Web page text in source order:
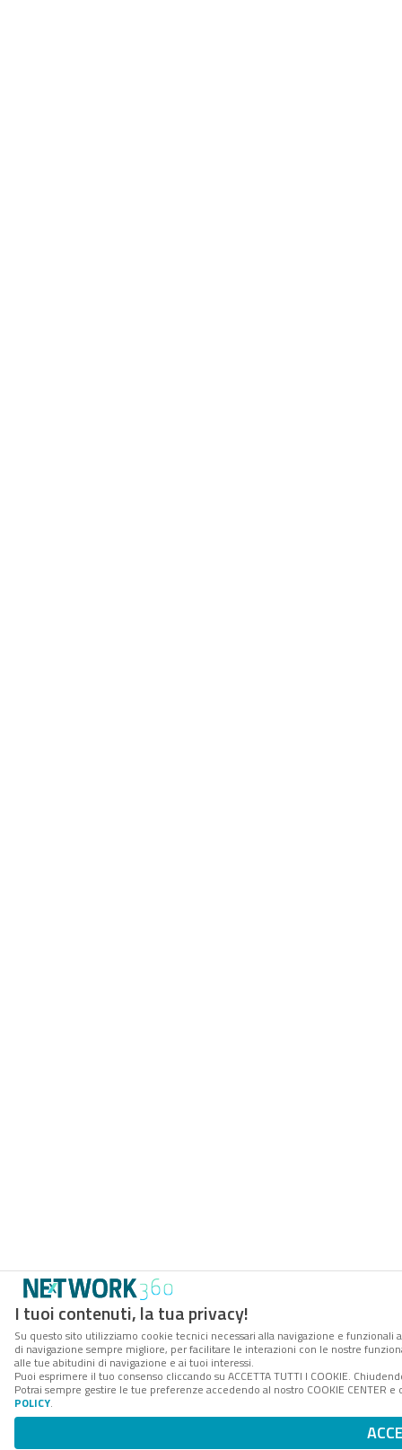
I tuoi contenuti, la tua privacy!
Su questo sito utilizziamo cookie tecnici necessari alla navigazione e
di navigazione sempre migliore, per facilitare le interazioni con le nostre
alle tue abitudini di navigazione e ai tuoi interessi.
Puoi esprimere il tuo consenso cliccando su ACCETTA TUTTI I COOKIE.
Potrai sempre gestire le tue preferenze accedendo al nostro COOKIE
POLICY.